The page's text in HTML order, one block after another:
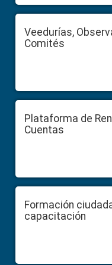
Veedurías,
Comités
Plataforma de
Cuentas
Formación
capacitación